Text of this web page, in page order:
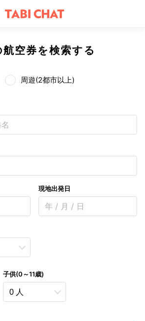
空券を検索する
周遊(2都市以上)
現地出発日
年 / 月 / 日
子供(0～11歳)